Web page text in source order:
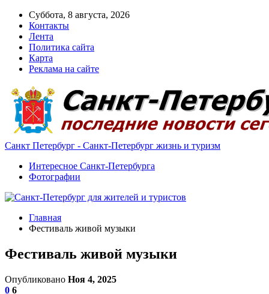
Суббота, 8 августа, 2026
Контакты
Лента
Политика сайта
Карта
Реклама на сайте
Санкт Петербург - Санкт-Петербург жизнь и туризм
Интересное Санкт-Петербурга
Фотографии
Главная
Фестиваль живой музыки
Фестиваль живой музыки
Опубликовано Ноя 4, 2025
0 6